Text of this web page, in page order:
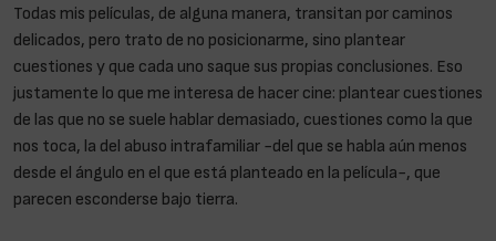
Todas mis películas, de alguna manera, transitan por caminos
delicados, pero trato de no posicionarme, sino plantear
cuestiones y que cada uno saque sus propias conclusiones. Eso
justamente lo que me interesa de hacer cine: plantear cuestiones
de las que no se suele hablar demasiado, cuestiones como la que
nos toca, la del abuso intrafamiliar -del que se habla aún menos
desde el ángulo en el que está planteado en la película-, que
parecen esconderse bajo tierra.